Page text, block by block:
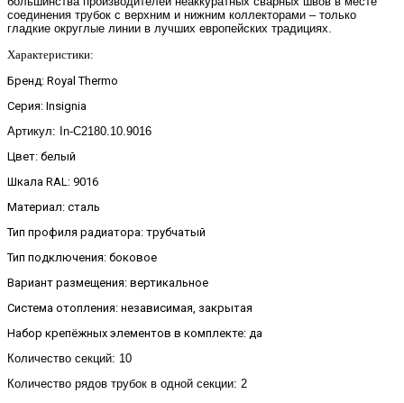
соединения трубок с верхним и нижним коллекторами – только
гладкие округлые линии в лучших европейских традициях.
Характеристики:
Бренд: Royal Thermo
Серия: Insignia
Артикул: In-C2180.10.9016
Цвет: белый
Шкала RAL: 9016
Материал: сталь
Тип профиля радиатора: трубчатый
Тип подключения: боковое
Вариант размещения: вертикальное
Система отопления: независимая, закрытая
Набор крепёжных элементов в комплекте: да
Количество секций: 10
Количество рядов трубок в одной секции: 2